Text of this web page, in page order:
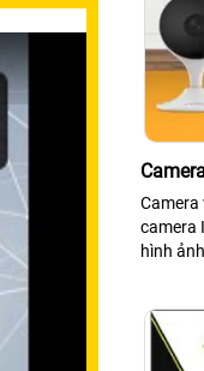
camera
hình